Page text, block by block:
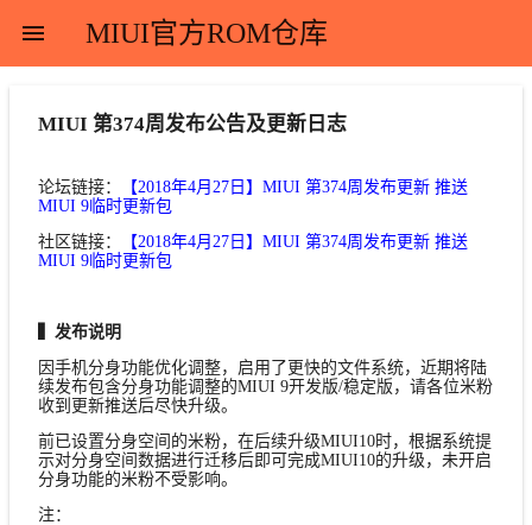
menu MIUI官方ROM仓库
MIUI 第374周发布公告及更新日志
论坛链接：
【2018年4月27日】MIUI 第374周发布更新 推送
MIUI 9临时更新包
社区链接：
【2018年4月27日】MIUI 第374周发布更新 推送
MIUI 9临时更新包
▍发布说明
因手机分身功能优化调整，启用了更快的文件系统，近期将陆
续发布包含分身功能调整的MIUI 9开发版/稳定版，请各位米粉
收到更新推送后尽快升级。
前已设置分身空间的米粉，在后续升级MIUI10时，根据系统提
示对分身空间数据进行迁移后即可完成MIUI10的升级，未开启
分身功能的米粉不受影响。
注：